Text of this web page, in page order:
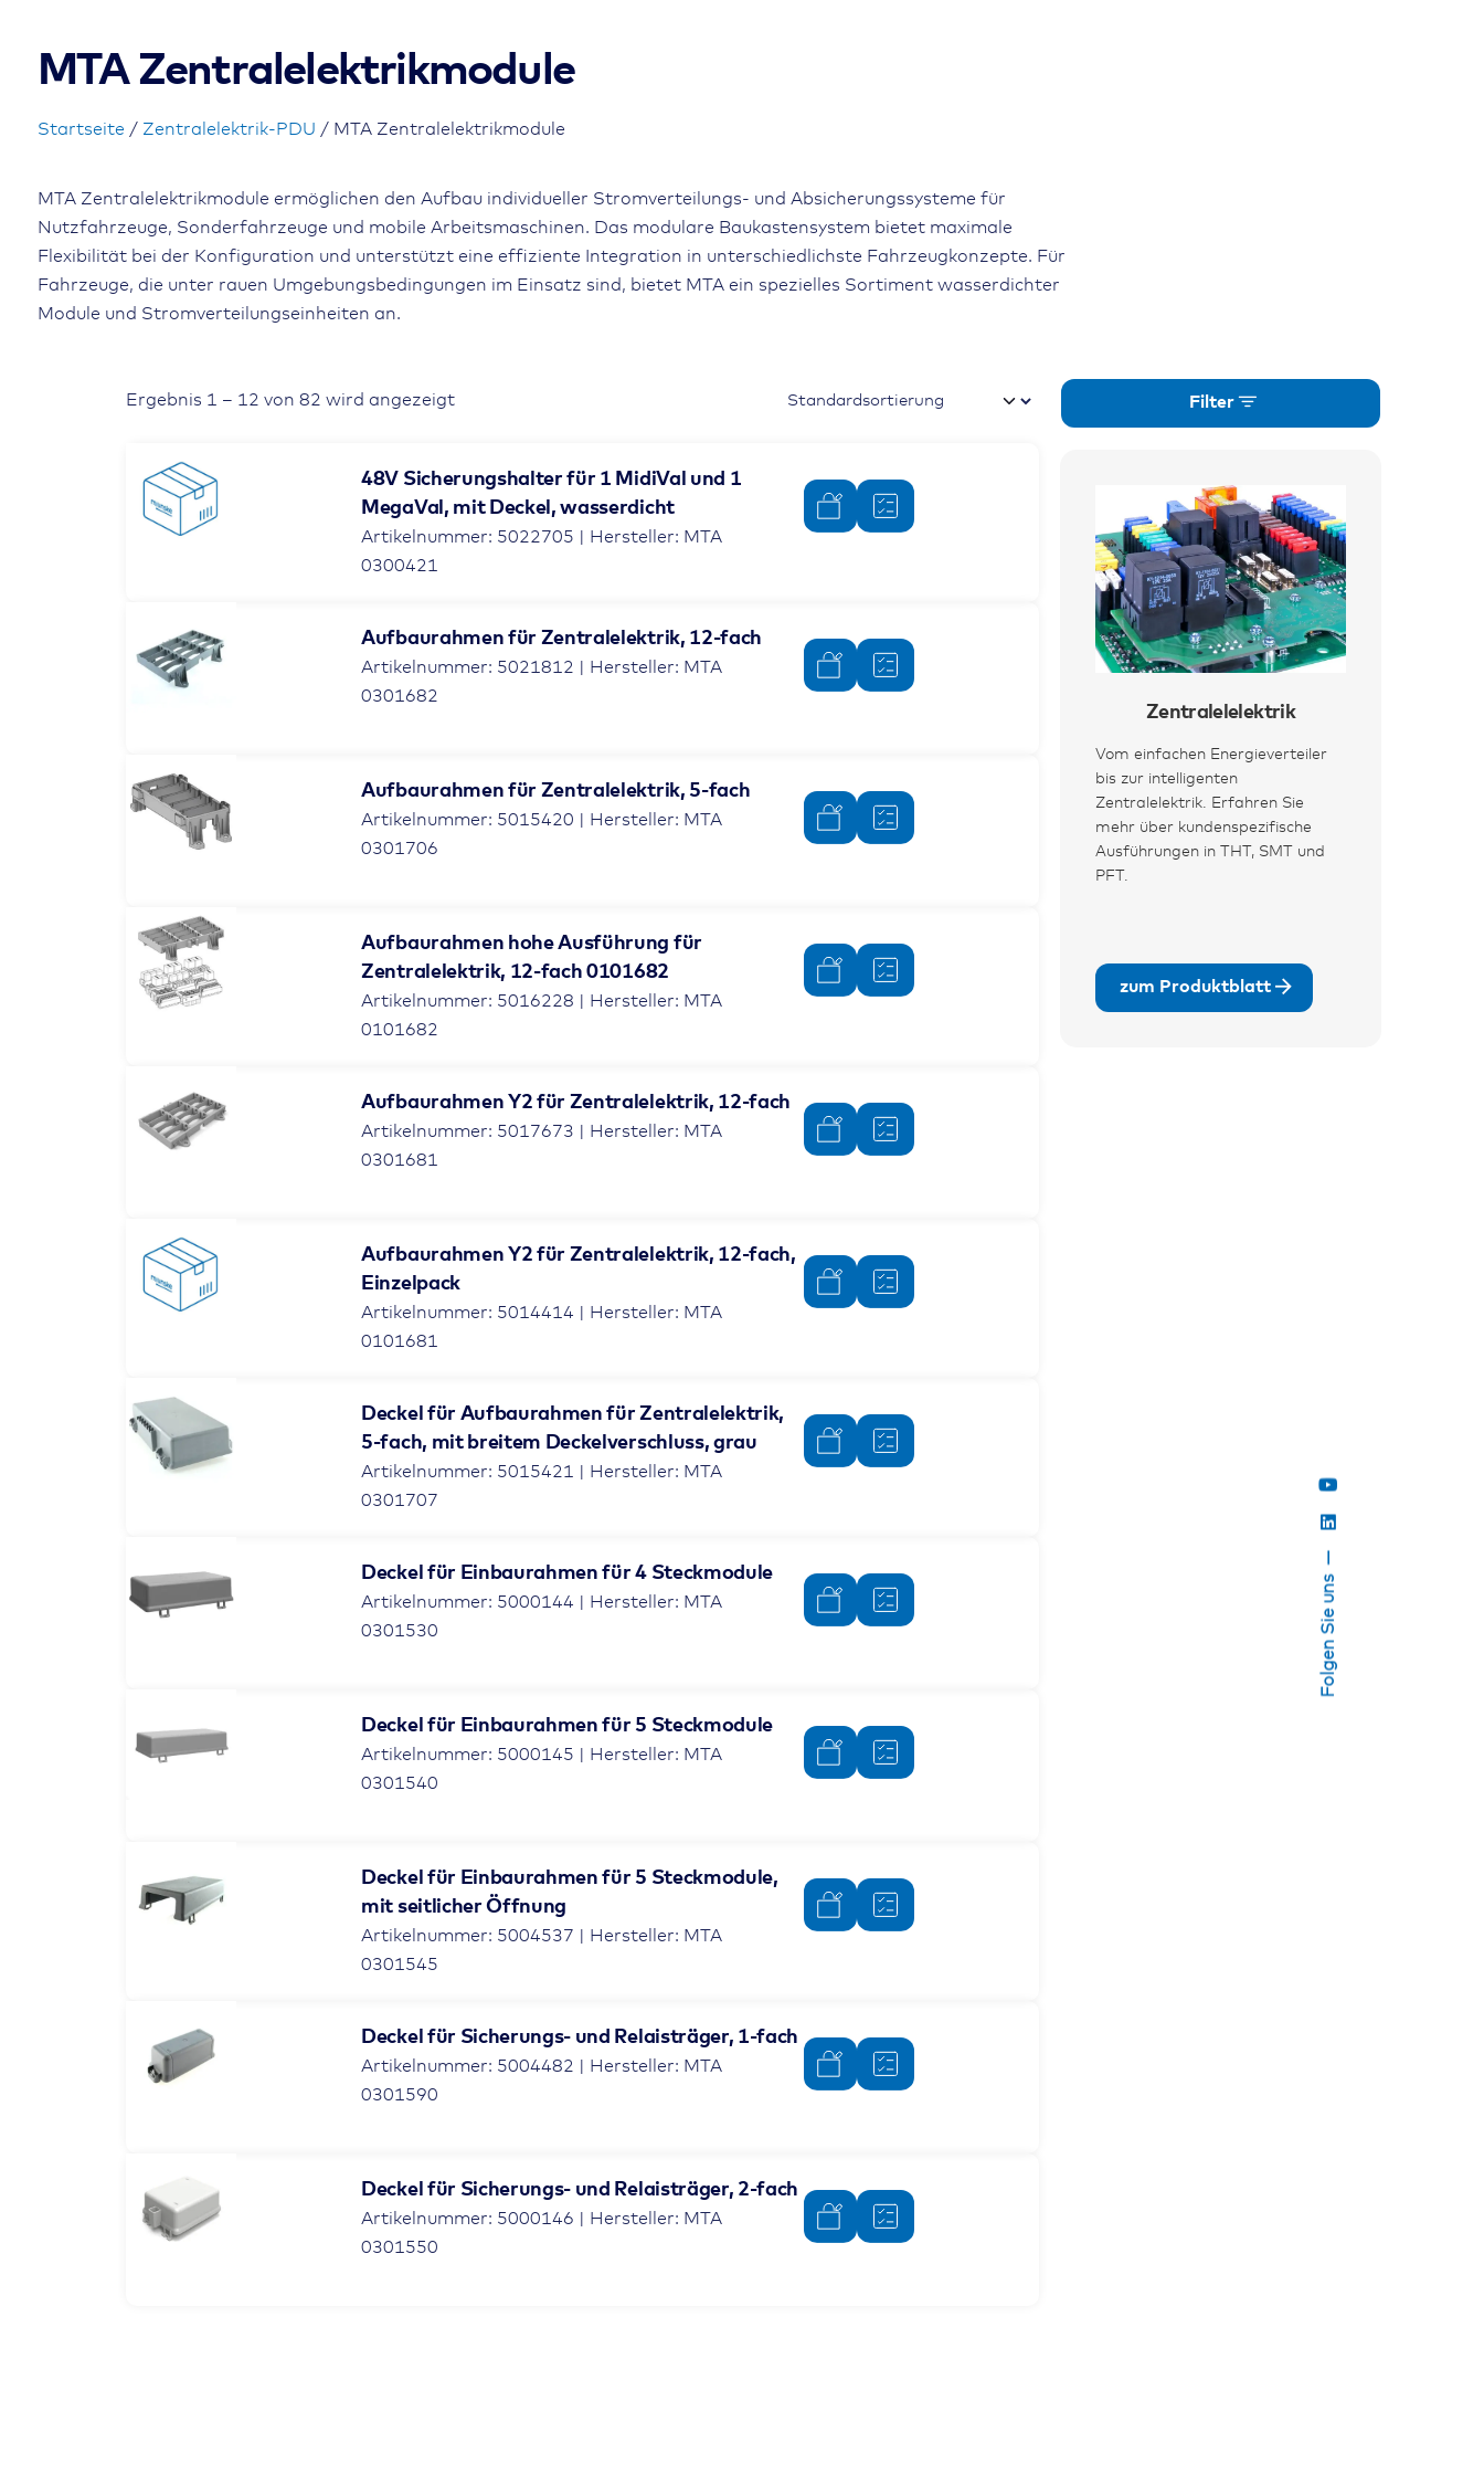
Folgen Sie uns
MTA Zentralelektrikmodule
Startseite / Zentralelektrik-PDU / MTA Zentralelektrikmodule
MTA Zentralelektrikmodule ermöglichen den Aufbau individueller Stromverteilungs- und Absicherungssysteme für
Nutzfahrzeuge, Sonderfahrzeuge und mobile Arbeitsmaschinen. Das modulare Baukastensystem bietet maximale
Flexibilität bei der Konfiguration und unterstützt eine effiziente Integration in unterschiedlichste Fahrzeugkonzepte. Für
Fahrzeuge, die unter rauen Umgebungsbedingungen im Einsatz sind, bietet MTA ein spezielles Sortiment wasserdichter
Module und Stromverteilungseinheiten an.
Ergebnis 1 – 12 von 82 wird angezeigt
48V Sicherungshalter für 1 MidiVal und 1
MegaVal, mit Deckel, wasserdicht
Artikelnummer: 5022705 | Hersteller: MTA
0300421
Aufbaurahmen für Zentralelektrik, 12-fach
Artikelnummer: 5021812 | Hersteller: MTA
0301682
Aufbaurahmen für Zentralelektrik, 5-fach
Artikelnummer: 5015420 | Hersteller: MTA
0301706
Aufbaurahmen hohe Ausführung für
Zentralelektrik, 12-fach 0101682
Artikelnummer: 5016228 | Hersteller: MTA
0101682
Aufbaurahmen Y2 für Zentralelektrik, 12-fach
Artikelnummer: 5017673 | Hersteller: MTA
0301681
Aufbaurahmen Y2 für Zentralelektrik, 12-fach,
Einzelpack
Artikelnummer: 5014414 | Hersteller: MTA
0101681
Deckel für Aufbaurahmen für Zentralelektrik,
5-fach, mit breitem Deckelverschluss, grau
Artikelnummer: 5015421 | Hersteller: MTA
0301707
Deckel für Einbaurahmen für 4 Steckmodule
Artikelnummer: 5000144 | Hersteller: MTA
0301530
Deckel für Einbaurahmen für 5 Steckmodule
Artikelnummer: 5000145 | Hersteller: MTA
0301540
Deckel für Einbaurahmen für 5 Steckmodule,
mit seitlicher Öffnung
Artikelnummer: 5004537 | Hersteller: MTA
0301545
Deckel für Sicherungs- und Relaisträger, 1-fach
Artikelnummer: 5004482 | Hersteller: MTA
0301590
Deckel für Sicherungs- und Relaisträger, 2-fach
Artikelnummer: 5000146 | Hersteller: MTA
0301550
Filter
Zentralelelektrik
Vom einfachen Energieverteiler
bis zur intelligenten
Zentralelektrik. Erfahren Sie
mehr über kundenspezifische
Ausführungen in THT, SMT und
PFT.
zum Produktblatt